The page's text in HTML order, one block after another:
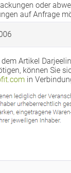
oder
auf Anfrage
Artikel
können Sie
in